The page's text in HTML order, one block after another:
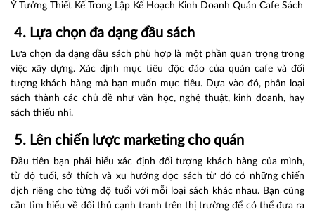
Ý Tưởng Thiết Kế Trong Lập Kế Hoạch Kinh Doanh Quán Cafe Sách
4. Lựa chọn đa dạng đầu sách
Lựa chọn đa dạng đầu sách phù hợp là một phần quan trọng trong
việc xây dựng. Xác định mục tiêu độc đáo của quán cafe và đối
tượng khách hàng mà bạn muốn mục tiêu. Dựa vào đó, phân loại
sách thành các chủ đề như văn học, nghệ thuật, kinh doanh, hay
sách thiếu nhi.
5. Lên chiến lược marketing cho quán
Đầu tiên bạn phải hiểu xác định đối tượng khách hàng của mình,
từ độ tuổi, sở thích và xu hướng đọc sách từ đó có những chiến
dịch riêng cho từng độ tuổi với mỗi loại sách khác nhau. Bạn cũng
cần tìm hiểu về đối thủ cạnh tranh trên thị trường để có thể đưa ra